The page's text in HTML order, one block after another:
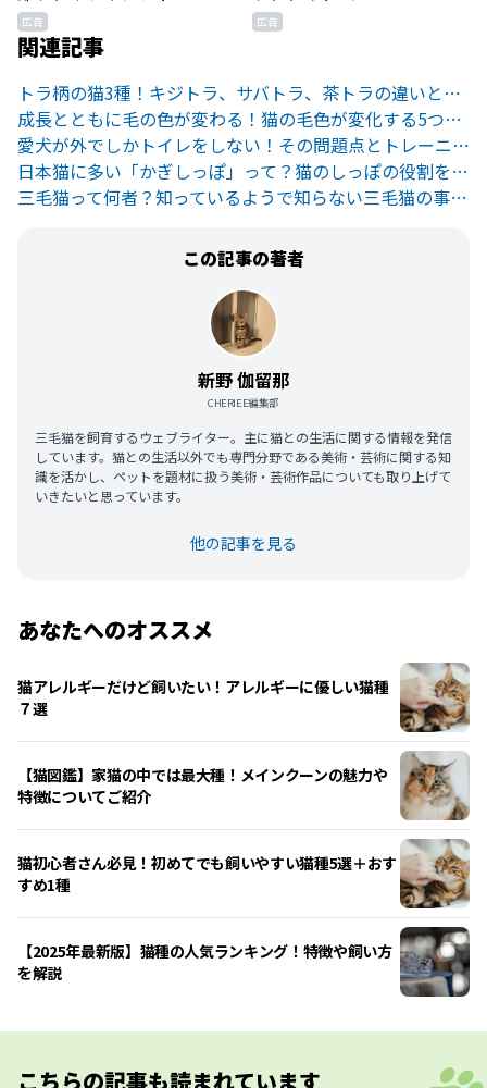
広告 広告
関連記事
トラ柄の猫3種！キジトラ、サバトラ、茶トラの違いとは？
成長とともに毛の色が変わる！猫の毛色が変化する5つの理由とは
愛犬が外でしかトイレをしない！その問題点とトレーニング方法
日本猫に多い「かぎしっぽ」って？猫のしっぽの役割を解説
三毛猫って何者？知っているようで知らない三毛猫の事実と遺伝学！
この記事の著者
新野 伽留那
CHERIEE編集部
三毛猫を飼育するウェブライター。主に猫との生活に関する情報を発信
しています。猫との生活以外でも専門分野である美術・芸術に関する知
識を活かし、ペットを題材に扱う美術・芸術作品についても取り上げて
いきたいと思っています。
他の記事を見る
あなたへのオススメ
猫アレルギーだけど飼いたい！アレルギーに優しい猫種
７選
【猫図鑑】家猫の中では最大種！メインクーンの魅力や
特徴についてご紹介
猫初心者さん必見！初めてでも飼いやすい猫種5選＋おす
すめ1種
【2025年最新版】猫種の人気ランキング！特徴や飼い方
を解説
こちらの記事も読まれています